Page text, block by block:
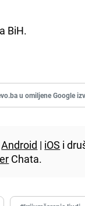
BiH.
u omiljene Google
Android | iOS i
Chata.